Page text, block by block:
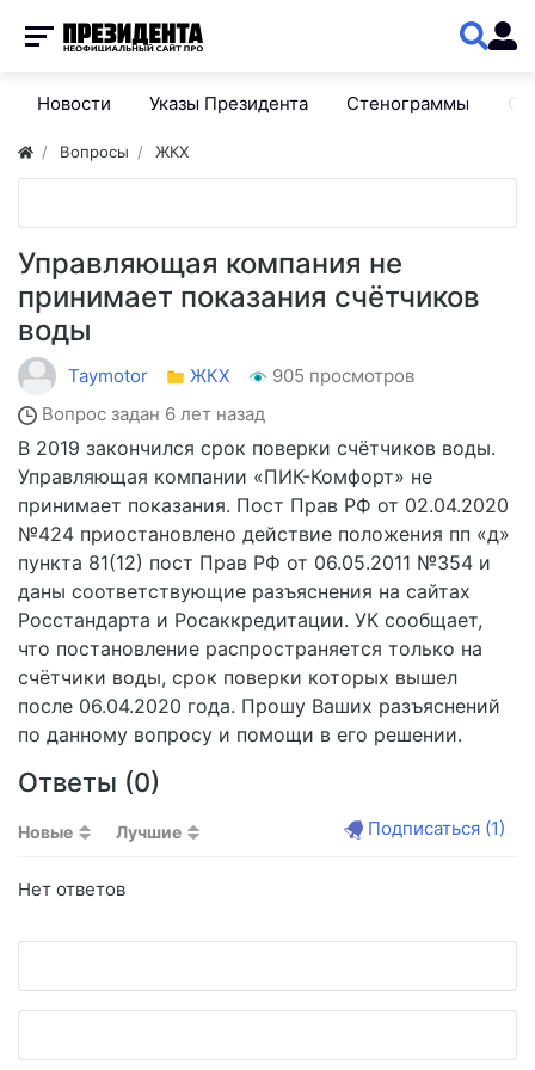
Новости Указы Президента Стенограммы
Вопросы ЖКХ
Управляющая компания не
принимает показания счётчиков
воды
Taymotor ЖКХ
905 просмотров
Вопрос задан 6 лет назад
В 2019 закончился срок поверки счётчиков воды.
Управляющая компании «ПИК-Комфорт» не
принимает показания. Пост Прав РФ от 02.04.2020
№424 приостановлено действие положения пп «д»
пункта 81(12) пост Прав РФ от 06.05.2011 №354 и
даны соответствующие разъяснения на сайтах
Росстандарта и Росаккредитации. УК сообщает,
что постановление распространяется только на
счётчики воды, срок поверки которых вышел
после 06.04.2020 года. Прошу Ваших разъяснений
по данному вопросу и помощи в его решении.
Ответы (0)
Новые Лучшие Подписаться (1)
Нет ответов